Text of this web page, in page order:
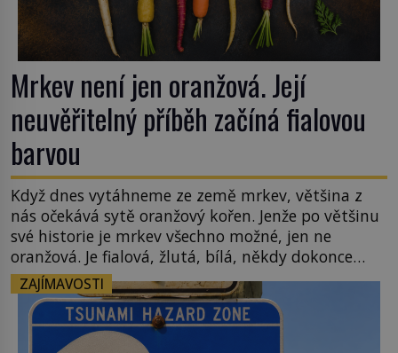
Mrkev není jen oranžová. Její
neuvěřitelný příběh začíná fialovou
barvou
Když dnes vytáhneme ze země mrkev, většina z
nás očekává sytě oranžový kořen. Jenže po většinu
své historie je mrkev všechno možné, jen ne
oranžová. Je fialová, žlutá, bílá, někdy dokonce
téměř černá. Až díky stovkám let pečlivého
šlechtění se z ní stává zelenina, bez které si českou
zahradu ani nedokážeme představit. Její příběh je
ZAJÍMAVOSTI